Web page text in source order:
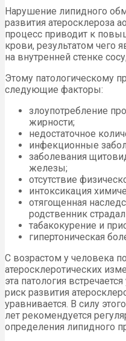
Нарушение липидного
развития атеросклероза
процесс приводит к
крови, результатом чего
на внутренней стенке
Этому патологическому
следующие факторы:
злоупотребление
жирности;
недостаточное
инфекционные
заболевания
железы;
отсутствие
интоксикация
отягощенная
родственник
табакокурение и
гипертоническая
С возрастом у человека
атеросклеротических
эта патология
риск развития
уравнивается. В силу
лет рекомендуется
определения липидного